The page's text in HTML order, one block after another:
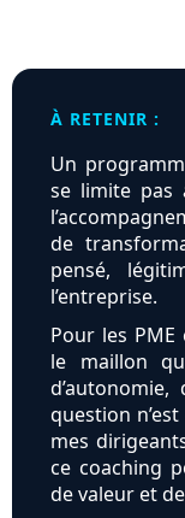
À RETENIR :
Un
se limite pas
de
pensé,
l’entreprise.
Pour les PME
le maillon
question
mes
ce coaching
de valeur et